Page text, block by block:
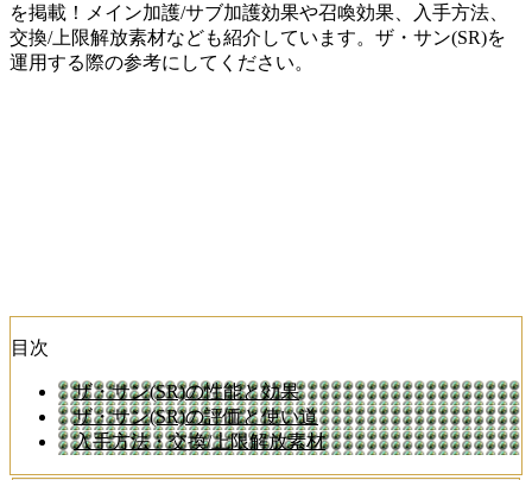
を掲載！メイン加護/サブ加護効果や召喚効果、入手方法、
交換/上限解放素材なども紹介しています。ザ・サン(SR)を
運用する際の参考にしてください。
目次
ザ・サン(SR)の性能と効果
ザ・サン(SR)の評価と使い道
入手方法・交換/上限解放素材